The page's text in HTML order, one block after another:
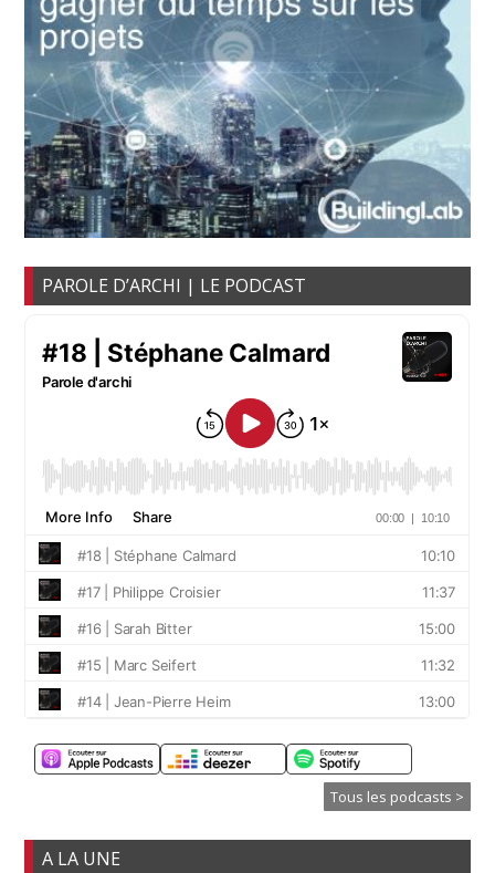
PAROLE D’ARCHI | LE PODCAST
Tous les podcasts >
A LA UNE